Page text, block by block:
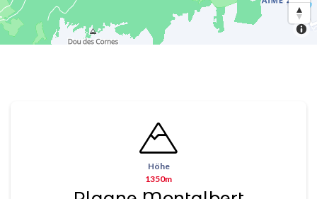
Höhe
1350m